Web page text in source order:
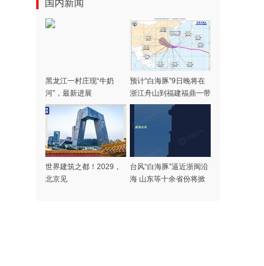
国内新闻
黑龙江一村庄现“牛奶
河”，最新进展
预计“白海豚”9日晚将在
浙江舟山到福建福鼎一带
沿海登陆
世界建筑之都！2029，
北京见
台风“白海豚”逼近浙闽沿
海 山东等十余省份将掀